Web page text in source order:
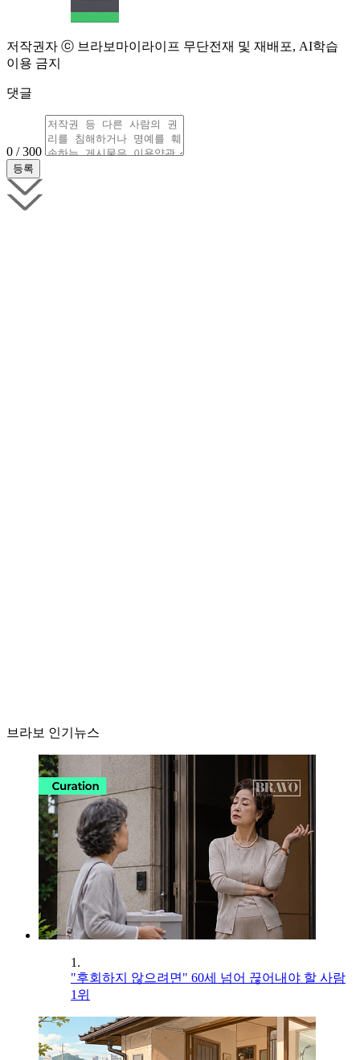
저작권자 ⓒ 브라보마이라이프 무단전재 및 재배포, AI학습
이용 금지
댓글
0 / 300
브라보 인기뉴스
1.
"후회하지 않으려면" 60세 넘어 끊어내야 할 사람
1위